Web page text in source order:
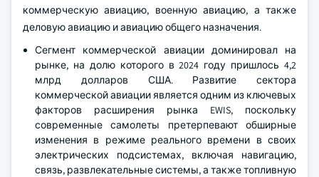
коммерческую авиацию, военную авиацию, а также
деловую авиацию и авиацию общего назначения.
Сегмент коммерческой авиации доминировал на
рынке, на долю которого в 2024 году пришлось 4,2
млрд долларов США. Развитие сектора
коммерческой авиации является одним из ключевых
факторов расширения рынка EWIS, поскольку
современные самолеты претерпевают обширные
изменения в режиме реального времени в своих
электрических подсистемах, включая навигацию,
связь, развлекательные системы, а также топливную